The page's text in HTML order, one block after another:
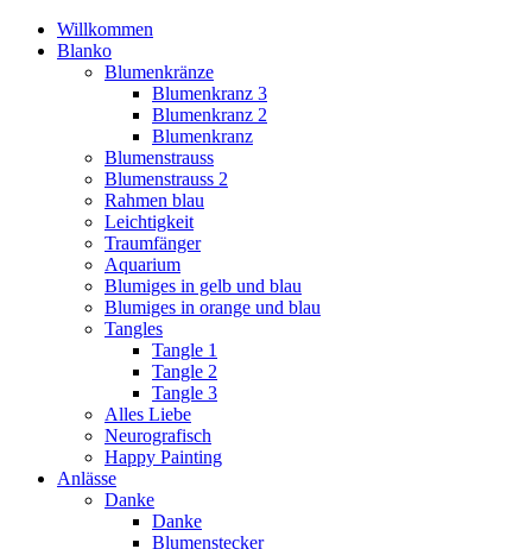
Willkommen
Blanko
Blumenkränze
Blumenkranz 3
Blumenkranz 2
Blumenkranz
Blumenstrauss
Blumenstrauss 2
Rahmen blau
Leichtigkeit
Traumfänger
Aquarium
Blumiges in gelb und blau
Blumiges in orange und blau
Tangles
Tangle 1
Tangle 2
Tangle 3
Alles Liebe
Neurografisch
Happy Painting
Anlässe
Danke
Danke
Blumenstecker